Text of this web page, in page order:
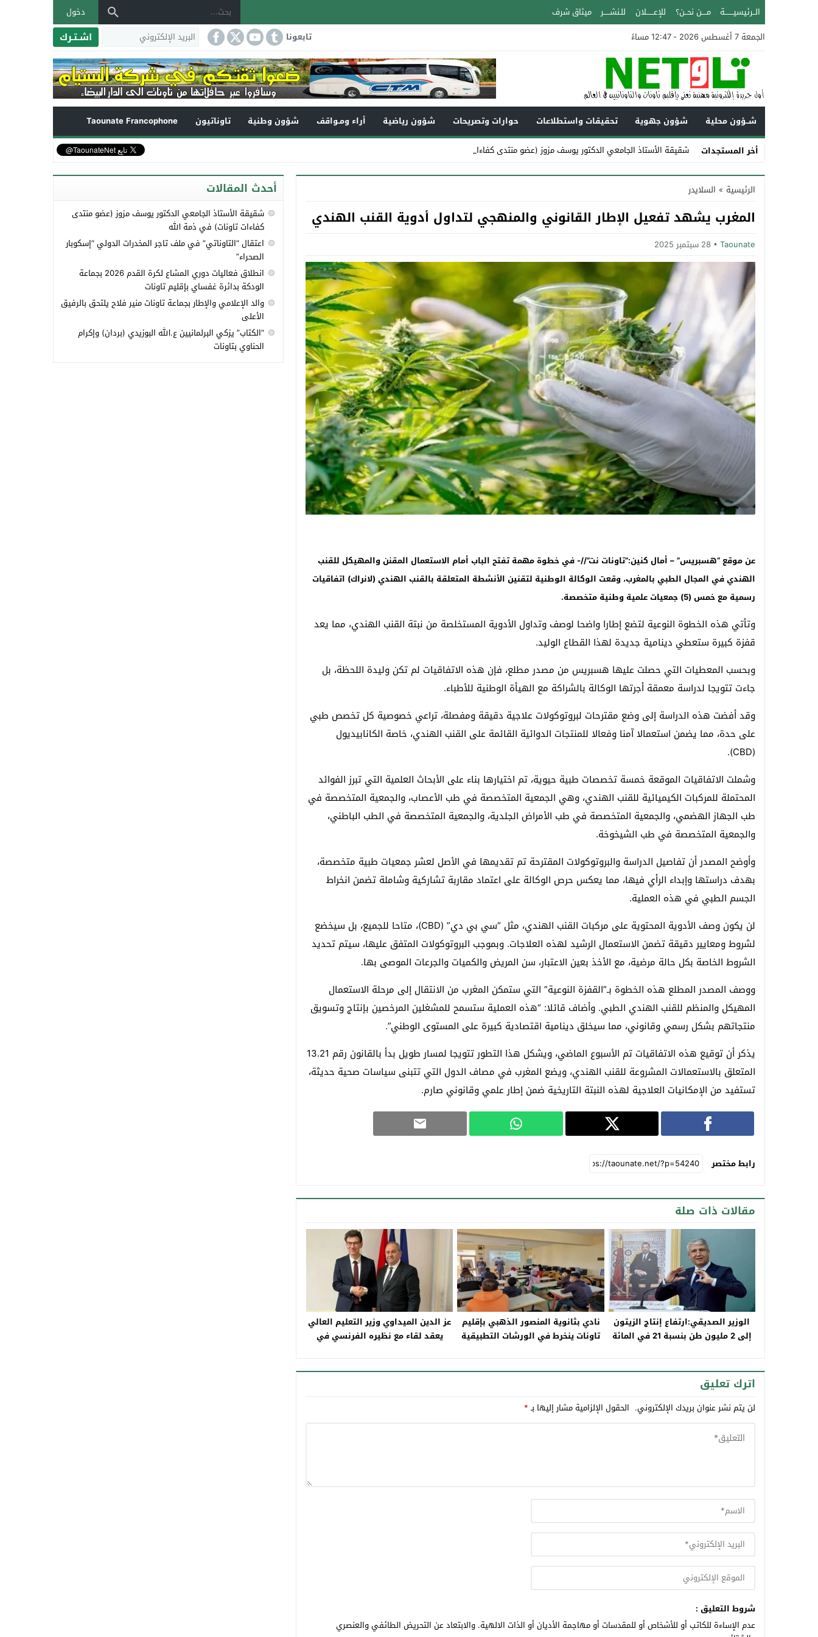
الــرئيسيـــــــة مــــن نحــن؟ للإعــــــلان للـنشـــــر ميثاق شرف
دخول
الجمعة 7 أغسطس 2026 - 12:47 مساءً
تابعونا اشـتـرك
شــؤون محلية شؤون جهوية تحقيقات واستطلاعات حوارات وتصريحات شؤون رياضية أراء ومـواقف شؤون وطنية تاوناتيون
Taounate Francophone
أخر المستجدات
شقيقة الأستاذ الجامعي الدكتور يوسف مزوز (عضو منتدى كفاءات تاونات) _
Stop
Previous
Next
الرئيسية » السلايدر
المغرب يشهد تفعيل الإطار القانوني والمنهجي لتداول أدوية القنب الهندي
Taounate 28 سبتمبر 2025
عن موقع “هسبريس” – أمال كنين:”تاونات نت”//- في خطوة مهمة تفتح الباب أمام الاستعمال المقنن والمهيكل للقنب
الهندي في المجال الطبي بالمغرب، وقعت الوكالة الوطنية لتقنين الأنشطة المتعلقة بالقنب الهندي (لانراك) اتفاقيات
رسمية مع خمس (5) جمعيات علمية وطنية متخصصة.
وتأتي هذه الخطوة النوعية لتضع إطارا واضحا لوصف وتداول الأدوية المستخلصة من نبتة القنب الهندي، مما يعد
قفزة كبيرة ستعطي دينامية جديدة لهذا القطاع الوليد.
وبحسب المعطيات التي حصلت عليها هسبريس من مصدر مطلع، فإن هذه الاتفاقيات لم تكن وليدة اللحظة، بل
جاءت تتويجا لدراسة معمقة أجرتها الوكالة بالشراكة مع الهيأة الوطنية للأطباء.
وقد أفضت هذه الدراسة إلى وضع مقترحات لبروتوكولات علاجية دقيقة ومفصلة، تراعي خصوصية كل تخصص طبي
على حدة، مما يضمن استعمالا آمنا وفعالا للمنتجات الدوائية القائمة على القنب الهندي، خاصة الكانابيديول
(CBD).
وشملت الاتفاقيات الموقعة خمسة تخصصات طبية حيوية، تم اختيارها بناء على الأبحاث العلمية التي تبرز الفوائد
المحتملة للمركبات الكيميائية للقنب الهندي، وهي الجمعية المتخصصة في طب الأعصاب، والجمعية المتخصصة في
طب الجهاز الهضمي، والجمعية المتخصصة في طب الأمراض الجلدية، والجمعية المتخصصة في الطب الباطني،
والجمعية المتخصصة في طب الشيخوخة.
وأوضح المصدر أن تفاصيل الدراسة والبروتوكولات المقترحة تم تقديمها في الأصل لعشر جمعيات طبية متخصصة،
بهدف دراستها وإبداء الرأي فيها، مما يعكس حرص الوكالة على اعتماد مقاربة تشاركية وشاملة تضمن انخراط
الجسم الطبي في هذه العملية.
لن يكون وصف الأدوية المحتوية على مركبات القنب الهندي، مثل “سي بي دي” (CBD)، متاحا للجميع، بل سيخضع
لشروط ومعايير دقيقة تضمن الاستعمال الرشيد لهذه العلاجات. وبموجب البروتوكولات المتفق عليها، سيتم تحديد
الشروط الخاصة بكل حالة مرضية، مع الأخذ بعين الاعتبار، سن المريض والكميات والجرعات الموصى بها.
ووصف المصدر المطلع هذه الخطوة بـ”القفزة النوعية” التي ستمكن المغرب من الانتقال إلى مرحلة الاستعمال
المهيكل والمنظم للقنب الهندي الطبي. وأضاف قائلا: “هذه العملية ستسمح للمشغلين المرخصين بإنتاج وتسويق
منتجاتهم بشكل رسمي وقانوني، مما سيخلق دينامية اقتصادية كبيرة على المستوى الوطني”.
يذكر أن توقيع هذه الاتفاقيات تم الأسبوع الماضي، ويشكل هذا التطور تتويجا لمسار طويل بدأ بالقانون رقم 13.21
المتعلق بالاستعمالات المشروعة للقنب الهندي، ويضع المغرب في مصاف الدول التي تتبنى سياسات صحية حديثة،
تستفيد من الإمكانيات العلاجية لهذه النبتة التاريخية ضمن إطار علمي وقانوني صارم.
رابط مختصر
مقالات ذات صلة
الوزير الصديقي:ارتفاع إنتاج الزيتون
إلى 2 مليون طن بنسبة 21 في المائة
نادي بثانوية المنصور الذهبي بإقليم
تاونات ينخرط في الورشات التطبيقية
عز الدين الميداوي وزير التعليم العالي
يعقد لقاء مع نظيره الفرنسي في
اترك تعليق
لن يتم نشر عنوان بريدك الإلكتروني. الحقول الإلزامية مشار إليها بـ*
شروط التعليق :
عدم الإساءة للكاتب أو للأشخاص أو للمقدسات أو مهاجمة الأديان أو الذات الالهية. والابتعاد عن التحريض الطائفي والعنصري
أحدث المقالات
شقيقة الأستاذ الجامعي الدكتور يوسف مزوز (عضو منتدى
كفاءات تاونات) في ذمة الله
اعتقال “التاوناتي” في ملف تاجر المخدرات الدولي “إسكوبار
الصحراء”
انطلاق فعاليات دوري المشاع لكرة القدم 2026 بجماعة
الودكة بدائرة غفساي بإقليم تاونات
والد الإعلامي والإطار بجماعة تاونات منير فلاح يلتحق بالرفيق
الأعلى
“الكتاب” يزكي البرلمانيين ع.الله البوزيدي (بردان) وإكرام
الحناوي بتاونات